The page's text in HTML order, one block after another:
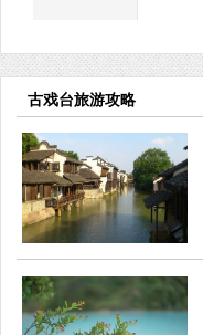
古戏台旅游攻略